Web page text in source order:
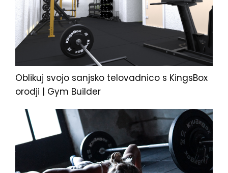
Oblikuj svojo sanjsko telovadnico s KingsBox
orodji | Gym Builder